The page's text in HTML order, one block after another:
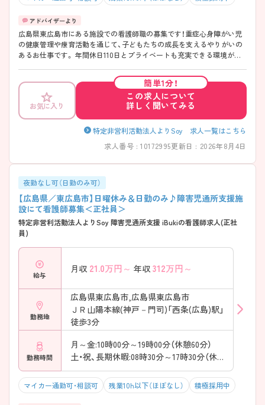
広島県東広島市にある施設での看護師職の募集です！重症心身障がい児
の健康管理や療育活動を通じて、子どもたちの成長を支えるやりがいの
あるお仕事です。 年間休日110日とプライベートも充実できる環境が整
お気軽にお問い合わせください。
お気に入り
簡単1分！
この求人について
詳しく聞いてみる
特定非営利活動法人よりSoy 求人一覧はこちら
求人番号 : 10172995更新日 : 2026年8月4日
夜勤なし可（日勤のみ可）
【広島県／東広島市】日曜休み＆日勤のみ♪障害児通所支援施
設にて看護師募集＜正社員＞
特定非営利活動法人よりSoy 障害児通所支援 iBukiの看護師求人(正社
員)
給与
月収 21.0万円～ 年収 312万円～
勤務地
広島県東広島市,広島県東広島市
ＪＲ山陽本線(神戸－門司)「西条(広島)駅」
徒歩3分
勤務時間
月～金:10時00分～19時00分（休憩60分）
土・祝、長期休暇:08時30分～17時30分（休憩60分）
マイカー通勤可・相談可 残業10h以下（ほぼなし） 積極採用中